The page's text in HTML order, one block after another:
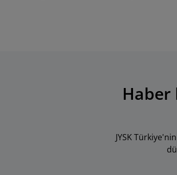
Haber
JYSK